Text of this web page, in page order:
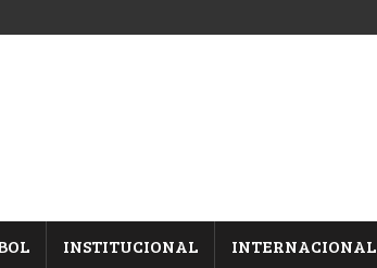
INSTITUCIONAL INTERNACIONAL